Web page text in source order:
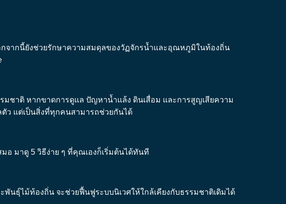
จากนี้ยังช่วยรักษาความสมดุลของวัฏจักรน้ำและอุณหภูมิในท้องถิ่น
ชาติ หากขาดการดูแล ปัญหาน้ำแล้ง ดินเสื่อม และการสูญเสียความ
ตัว แต่เป็นสิ่งที่ทุกคนสามารถช่วยกันได้
อ มาดู 5 วิธีง่าย ๆ ที่คุณเองก็เริ่มต้นได้ทันที
นธุ์ไม้ท้องถิ่น จะช่วยฟื้นฟูระบบนิเวศให้ใกล้เคียงกับธรรมชาติเดิมได้